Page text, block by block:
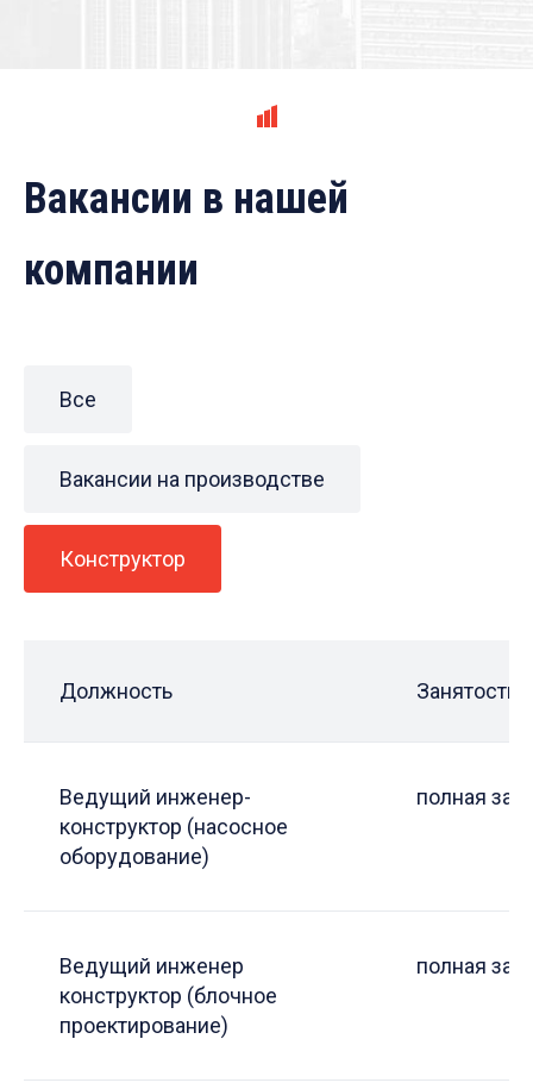
Вакансии в нашей
компании
Все
Вакансии на производстве
Конструктор
Должность Занятость
Ведущий инженер-
конструктор (насосное
оборудование)
полная
Ведущий инженер
конструктор (блочное
проектирование)
полная